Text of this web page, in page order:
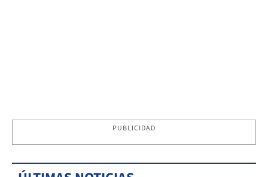
PUBLICIDAD